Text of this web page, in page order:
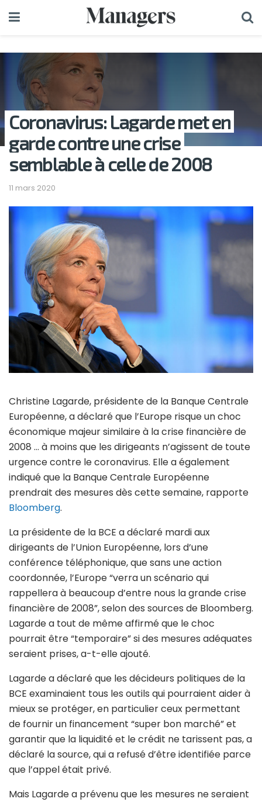
Coronavirus: Lagarde met en
garde contre une crise
semblable à celle de 2008
11 mars 2020
Christine Lagarde, présidente de la Banque Centrale
Européenne, a déclaré que l’Europe risque un choc
économique majeur similaire à la crise financière de
2008 … à moins que les dirigeants n’agissent de toute
urgence contre le coronavirus. Elle a également
indiqué que la Banque Centrale Européenne
prendrait des mesures dès cette semaine, rapporte
Bloomberg.
La présidente de la BCE a déclaré mardi aux
dirigeants de l’Union Européenne, lors d’une
conférence téléphonique, que sans une action
coordonnée, l’Europe “verra un scénario qui
rappellera à beaucoup d’entre nous la grande crise
financière de 2008”, selon des sources de Bloomberg.
Lagarde a tout de même affirmé que le choc
pourrait être “temporaire” si des mesures adéquates
seraient prises, a-t-elle ajouté.
Lagarde a déclaré que les décideurs politiques de la
BCE examinaient tous les outils qui pourraient aider à
mieux se protéger, en particulier ceux permettant
de fournir un financement “super bon marché” et
garantir que la liquidité et le crédit ne tarissent pas, a
déclaré la source, qui a refusé d’être identifiée parce
que l’appel était privé.
Mais Lagarde a prévenu que les mesures ne seraient